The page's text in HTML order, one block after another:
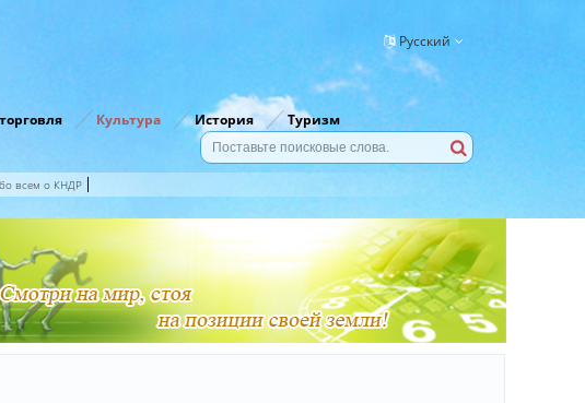
Русский
Культура История Туризм
всем о КНДР